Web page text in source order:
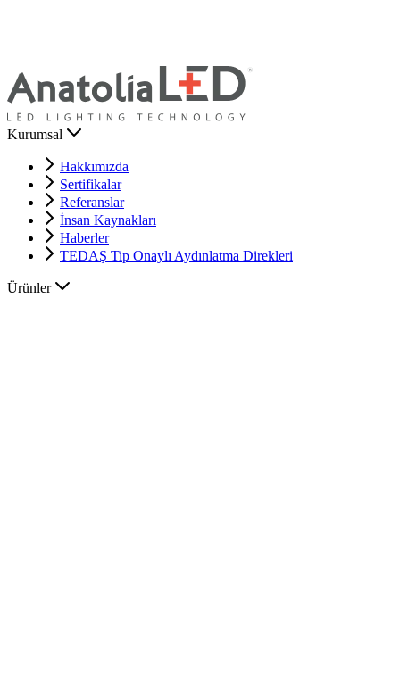
Kurumsal
Hakkımızda
Sertifikalar
Referanslar
İnsan Kaynakları
Haberler
TEDAŞ Tip Onaylı Aydınlatma Direkleri
Ürünler